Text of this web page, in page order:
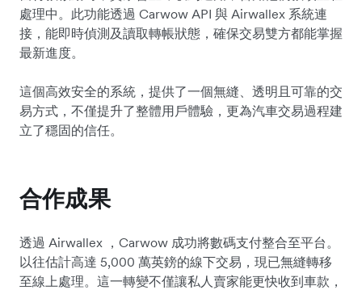
處理中。此功能透過 Carwow API 與 Airwallex 系統連
接，能即時偵測及讀取轉帳狀態，確保交易雙方都能掌握
最新進度。
這個高效安全的系統，提供了一個無縫、透明且可靠的交
易方式，不僅提升了整體用戶體驗，更為汽車交易過程建
立了穩固的信任。
合作成果
透過 Airwallex ，Carwow 成功將數碼支付整合至平台。
以往估計高達 5,000 萬英鎊的線下交易，現已無縫轉移
至線上處理。這一轉變不僅讓私人賣家能更快收到車款，